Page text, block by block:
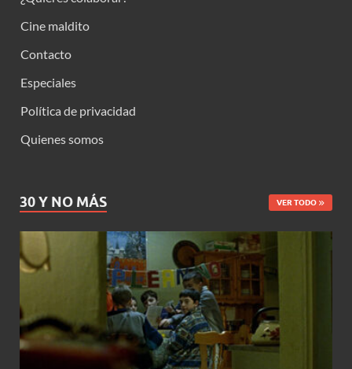
Cine maldito
Contacto
Especiales
Política de privacidad
Quienes somos
30 Y NO MÁS VER TODO